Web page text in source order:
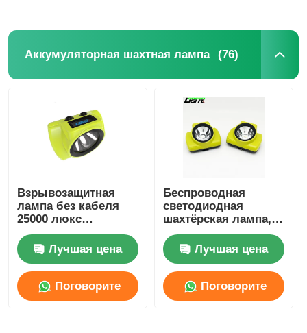
Аккумуляторная шахтная лампа (76)
Взрывозащитная
лампа без кабеля
25000 люкс
водонепроницаемая
IP68 LEDЛучшая цена
Поговорите
Беспроводная
светодиодная
шахтёрская лампа,
GLC-6S 18000lux
25000lux Шахтёрская
безопасная лампа
Лучшая цена
Поговорите